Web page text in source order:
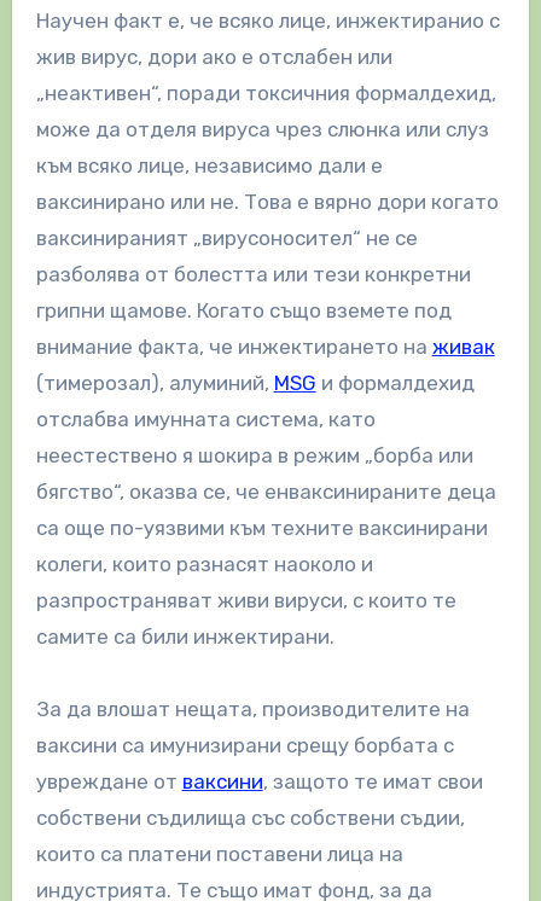
Научен факт е, че всяко лице, инжектиранио с
жив вирус, дори ако е отслабен или
„неактивен“, поради токсичния формалдехид,
може да отделя вируса чрез слюнка или слуз
към всяко лице, независимо дали е
ваксинирано или не. Това е вярно дори когато
ваксинираният „вирусоносител“ не се
разболява от болестта или тези конкретни
грипни щамове. Когато също вземете под
внимание факта, че инжектирането на живак
(тимерозал), алуминий, MSG и формалдехид
отслабва имунната система, като
неестествено я шокира в режим „борба или
бягство“, оказва се, че енваксинираните деца
са още по-уязвими към техните ваксинирани
колеги, които разнасят наоколо и
разпространяват живи вируси, с които те
самите са били инжектирани.
За да влошат нещата, производителите на
ваксини са имунизирани срещу борбата с
увреждане от ваксини, защото те имат свои
собствени съдилища със собствени съдии,
които са платени поставени лица на
индустрията. Те също имат фонд, за да